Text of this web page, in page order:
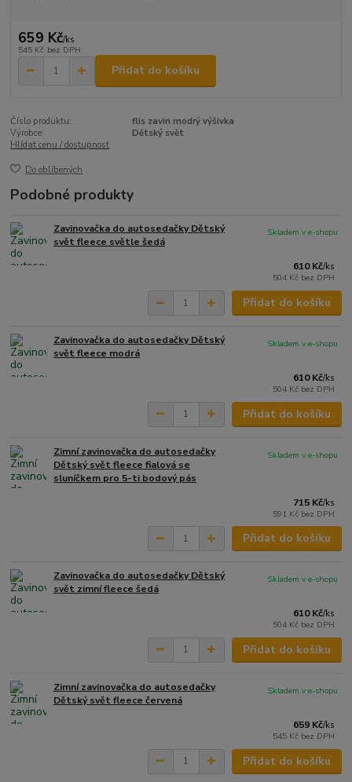
659 Kč/ks
545 Kč bez DPH
Přidat do košíku
Číslo produktu:
flis zavin modrý výšivka
Výrobce:
Dětský svět
Hlídat cenu / dostupnost
Do oblíbených
Podobné produkty
Zavinovačka do autosedačky Dětský
svět fleece světle šedá
610 Kč/ks
504 Kč bez DPH
Skladem v e-shopu
Přidat do košíku
Zavinovačka do autosedačky Dětský
svět fleece modrá
610 Kč/ks
504 Kč bez DPH
Skladem v e-shopu
Přidat do košíku
Zimní zavinovačka do autosedačky
Dětský svět fleece fialová se
sluníčkem pro 5-ti bodový pás
715 Kč/ks
591 Kč bez DPH
Skladem v e-shopu
Přidat do košíku
Zavinovačka do autosedačky Dětský
svět zimní fleece šedá
610 Kč/ks
504 Kč bez DPH
Skladem v e-shopu
Přidat do košíku
Zimní zavinovačka do autosedačky
Dětský svět fleece červená
659 Kč/ks
545 Kč bez DPH
Skladem v e-shopu
Přidat do košíku